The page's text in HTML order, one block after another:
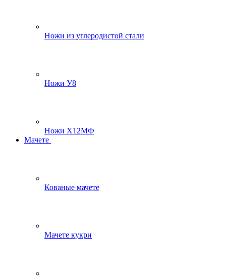
Ножи из углеродистой стали
Ножи У8
Ножи Х12МФ
Мачете
Кованые мачете
Мачете кукри